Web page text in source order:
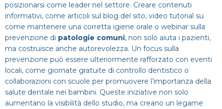
posizionarsi come leader nel settore. Creare contenuti
informativi, come articoli sul blog del sito, video tutorial su
come mantenere una corretta igiene orale o webinar sulla
prevenzione di patologie comuni, non solo aiuta i pazienti,
ma costruisce anche autorevolezza. Un focus sulla
prevenzione può essere ulteriormente rafforzato con eventi
locali, come giornate gratuite di controllo dentistico o
collaborazioni con scuole per promuovere l’importanza della
salute dentale nei bambini. Queste iniziative non solo
aumentano la visibilità dello studio, ma creano un legame